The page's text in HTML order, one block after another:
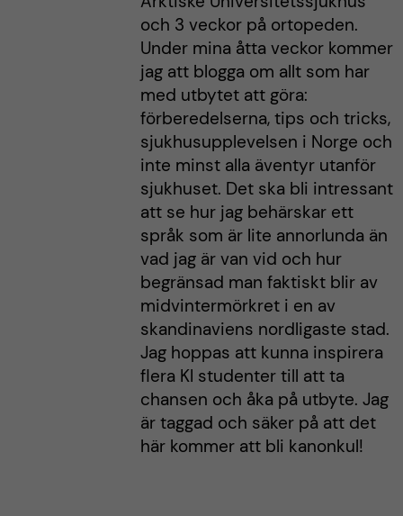
och 3 veckor på ortopeden.
Under mina åtta veckor kommer
jag att blogga om allt som har
med utbytet att göra:
förberedelserna, tips och tricks,
sjukhusupplevelsen i Norge och
inte minst alla äventyr utanför
sjukhuset. Det ska bli intressant
att se hur jag behärskar ett
språk som är lite annorlunda än
vad jag är van vid och hur
begränsad man faktiskt blir av
midvintermörkret i en av
skandinaviens nordligaste stad.
Jag hoppas att kunna inspirera
flera KI studenter till att ta
chansen och åka på utbyte. Jag
är taggad och säker på att det
här kommer att bli kanonkul!